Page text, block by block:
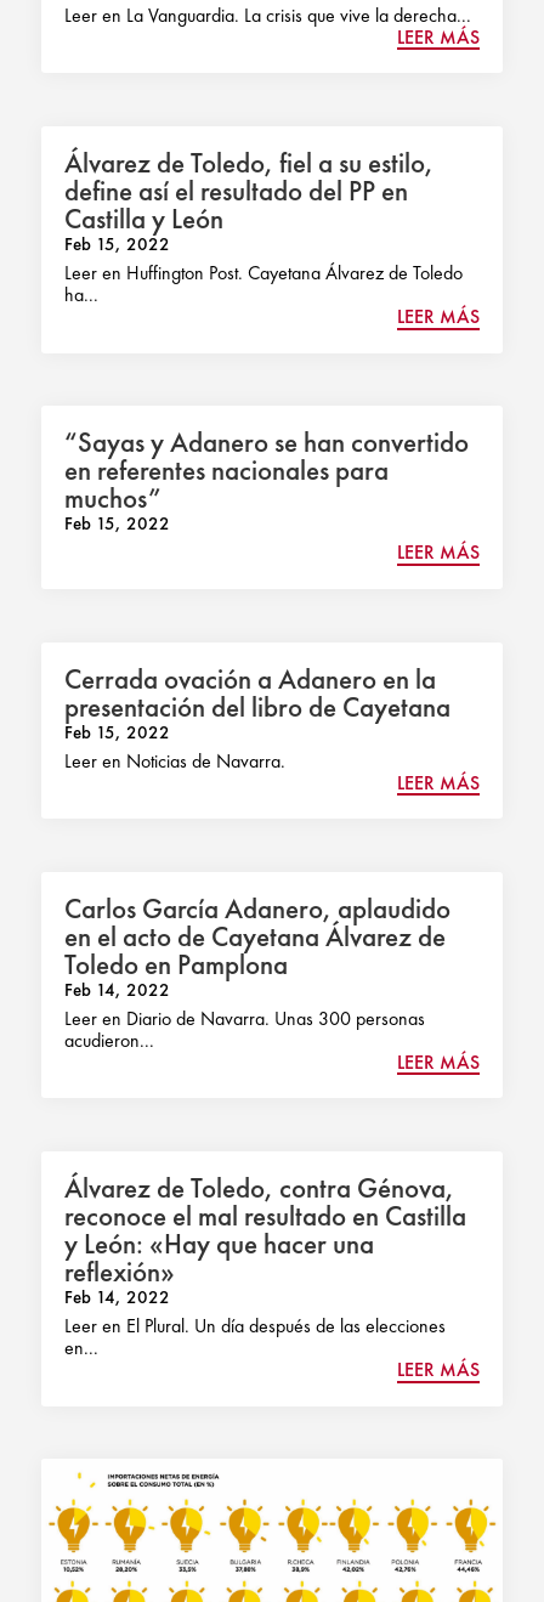
Leer en La Vanguardia. La crisis que vive la derecha...
LEER MÁS
Álvarez de Toledo, fiel a su estilo,
define así el resultado del PP en
Castilla y León
Feb 15, 2022
Leer en Huffington Post. Cayetana Álvarez de Toledo
ha...
LEER MÁS
“Sayas y Adanero se han convertido
en referentes nacionales para
muchos”
Feb 15, 2022
LEER MÁS
Cerrada ovación a Adanero en la
presentación del libro de Cayetana
Feb 15, 2022
Leer en Noticias de Navarra.
LEER MÁS
Carlos García Adanero, aplaudido
en el acto de Cayetana Álvarez de
Toledo en Pamplona
Feb 14, 2022
Leer en Diario de Navarra. Unas 300 personas
acudieron...
LEER MÁS
Álvarez de Toledo, contra Génova,
reconoce el mal resultado en Castilla
y León: «Hay que hacer una
reflexión»
Feb 14, 2022
Leer en El Plural. Un día después de las elecciones
en...
LEER MÁS